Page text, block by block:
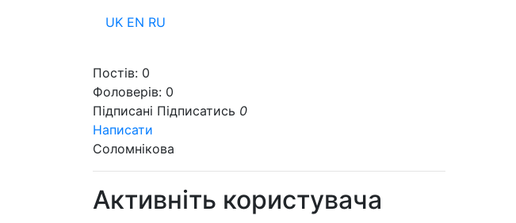
UK EN RU
Постів: 0
Фоловерів: 0
Підписані Підписатись 0
Написати
Соломнікова
Активніть користувача